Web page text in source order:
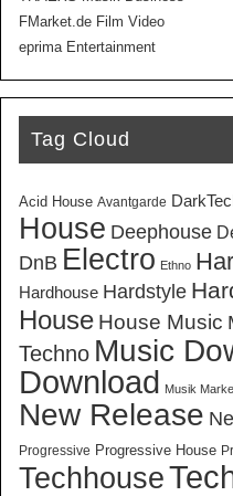
FMarket.de Film Video
eprima Entertainment
Tag Cloud
Acid House Avantgarde
House Deephouse
DnB Electro Ethno
Hardhouse Hardstyle
House House Music
Techno Music
Download Musik
New Release
Progressive Progressive House
Techhouse